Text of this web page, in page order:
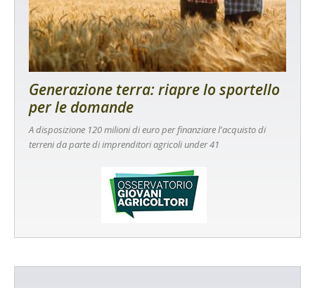
Generazione terra: riapre lo sportello
per le domande
A disposizione 120 milioni di euro per finanziare l'acquisto di
terreni da parte di imprenditori agricoli under 41